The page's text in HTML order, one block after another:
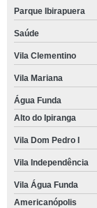
Parque Ibirapuera
Saúde
Vila Clementino
Vila Mariana
Água Funda
Alto do Ipiranga
Vila Dom Pedro I
Vila Independência
Vila Água Funda
Americanópolis